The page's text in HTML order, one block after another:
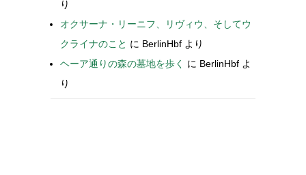
り
オクサーナ・リーニフ、リヴィウ、そしてウ
クライナのこと に BerlinHbf より
ヘーア通りの森の墓地を歩く
に BerlinHbf よ
り